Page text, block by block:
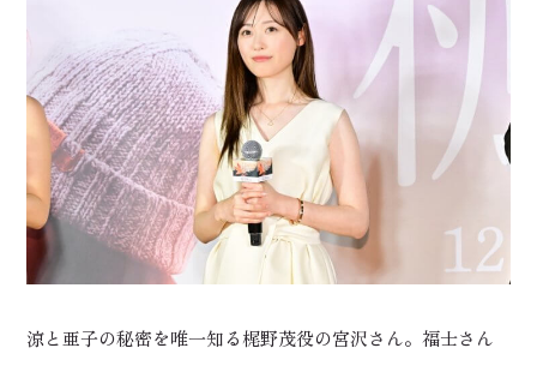
涼と亜子の秘密を唯一知る梶野茂役の宮沢さん。福士さん